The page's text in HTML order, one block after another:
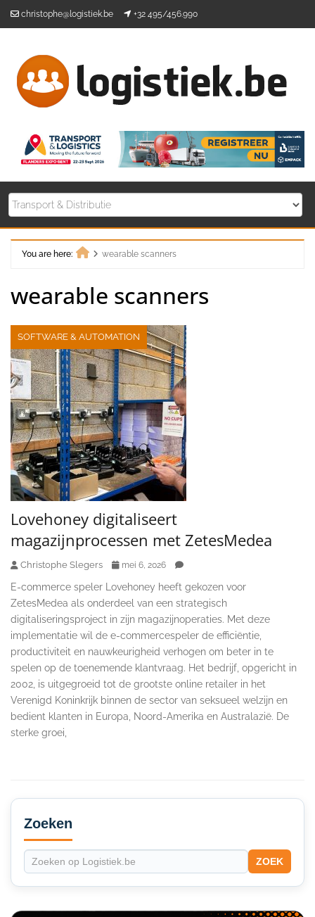
christophe@logistiek.be +32 495/456.990
You are here:
wearable scanners
wearable scanners
SOFTWARE & AUTOMATION
Lovehoney digitaliseert
magazijnprocessen met ZetesMedea
Christophe Slegers mei 6, 2026
E-commerce speler Lovehoney heeft gekozen voor
ZetesMedea als onderdeel van een strategisch
digitaliseringsproject in zijn magazijnoperaties. Met deze
implementatie wil de e-commercespeler de efficiëntie,
productiviteit en nauwkeurigheid verhogen om beter in te
spelen op de toenemende klantvraag. Het bedrijf, opgericht in
2002, is uitgegroeid tot de grootste online retailer in het
Verenigd Koninkrijk binnen de sector van seksueel welzijn en
bedient klanten in Europa, Noord-Amerika en Australazië. De
sterke groei,
Secondary
Sidebar
Zoeken
ZOEK